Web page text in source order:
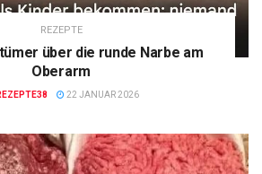
REZEPTE
über die runde Narbe am
Oberarm
22 JANUAR 2026